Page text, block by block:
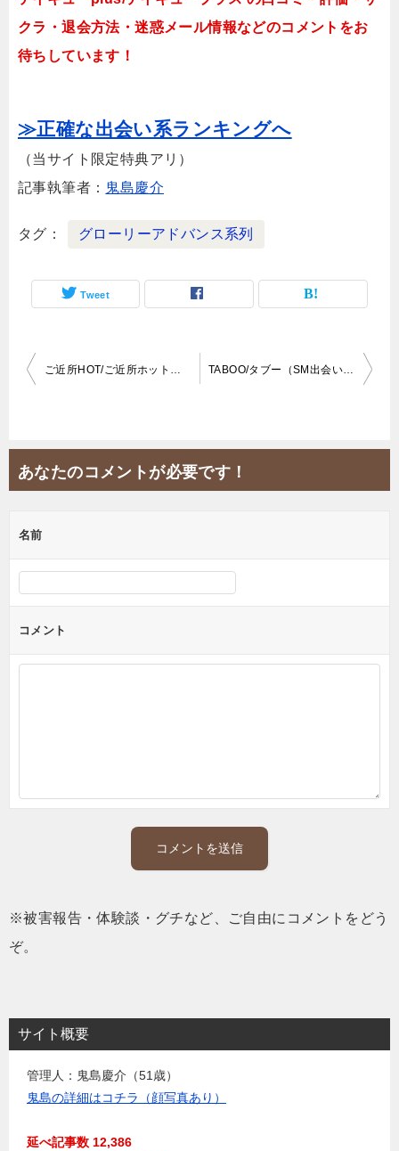
クラ・退会方法・迷惑メール情報などのコメントをお
待ちしています！
≫正確な出会い系ランキングへ
（当サイト限定特典アリ）
記事執筆者： 鬼島慶介
タグ グローリーアドバンス系列
Tweet
投
ビ
ゲ
シ
ョ
ン
ご近所HOT/ご近所ホット（合同会社アポロン）口コミ&評判 TABOO/タブー（SM出会い系・sm8787.com）登録してみた！
あなたのコメントが必要です！
名前
コメント
※被害報告・体験談・グチなど、ご自由にコメントをどう
ぞ。
サイト概要
管理人：鬼島慶介（51歳）
鬼島の詳細はコチラ（顔写真あり）
延べ記事数 12,386